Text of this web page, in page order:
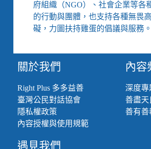
府組織（NGO）、社會企業等各
的行動與團體，也支持各種無畏
礙，力圖扶持雞蛋的倡議與服務。
關於我們
Right Plus 多多益善
臺灣公民對話協會
隱私權政策
內容授權與使用規範
內容
深度專
善盡天
善有善
遇見我們